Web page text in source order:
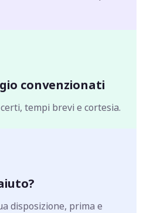
convenzionati
tempi brevi e cortesia.
disposizione, prima e